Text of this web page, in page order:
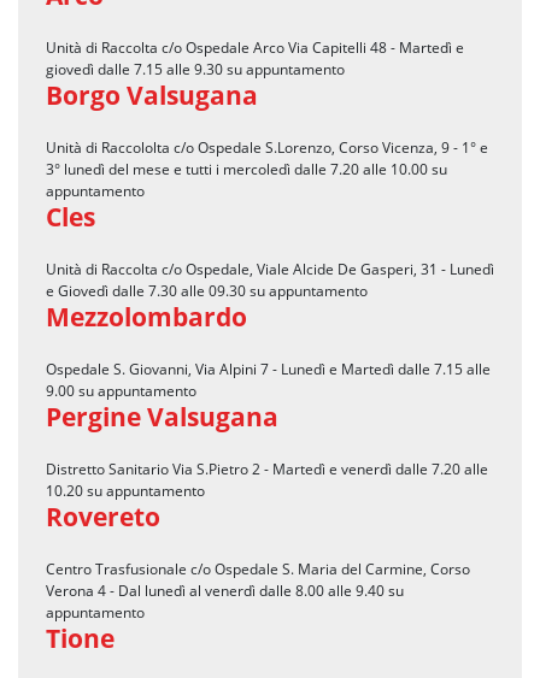
Unità di Raccolta c/o Ospedale Arco Via Capitelli 48 - Martedì e
giovedì dalle 7.15 alle 9.30 su appuntamento
Borgo Valsugana
Unità di Raccololta c/o Ospedale S.Lorenzo, Corso Vicenza, 9 - 1° e
3° lunedì del mese e tutti i mercoledì dalle 7.20 alle 10.00 su
appuntamento
Cles
Unità di Raccolta c/o Ospedale, Viale Alcide De Gasperi, 31 - Lunedì
e Giovedì dalle 7.30 alle 09.30 su appuntamento
Mezzolombardo
Ospedale S. Giovanni, Via Alpini 7 - Lunedì e Martedì dalle 7.15 alle
9.00 su appuntamento
Pergine Valsugana
Distretto Sanitario Via S.Pietro 2 - Martedì e venerdì dalle 7.20 alle
10.20 su appuntamento
Rovereto
Centro Trasfusionale c/o Ospedale S. Maria del Carmine, Corso
Verona 4 - Dal lunedì al venerdì dalle 8.00 alle 9.40 su
appuntamento
Tione